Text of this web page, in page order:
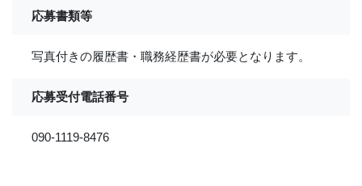
応募書類等
写真付きの履歴書・職務経歴書が必要となります。
応募受付電話番号
090-1119-8476